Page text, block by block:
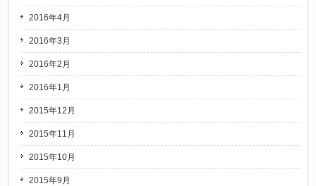
2016年4月
2016年3月
2016年2月
2016年1月
2015年12月
2015年11月
2015年10月
2015年9月